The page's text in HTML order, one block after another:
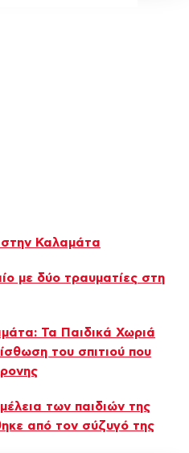
Καλαμάτα
με δύο τραυματίες στη
Τα Παιδικά Χωριά
του σπιτιού που
των παιδιών της
από τον σύζυγό της